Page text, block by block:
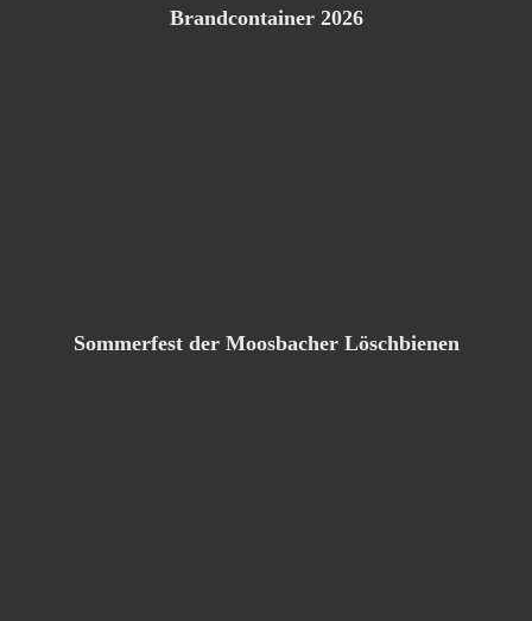
Brandcontainer 2026
Sommerfest der Moosbacher Löschbienen